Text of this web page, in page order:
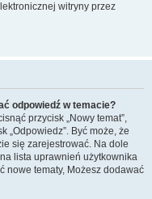
witryny przez
odpowiedź w temacie?
przycisk „Nowy temat”,
„Odpowiedz”. Być może, że
się zarejestrować. Na dole
lista uprawnień użytkownika
nowe tematy, Możesz dodawać